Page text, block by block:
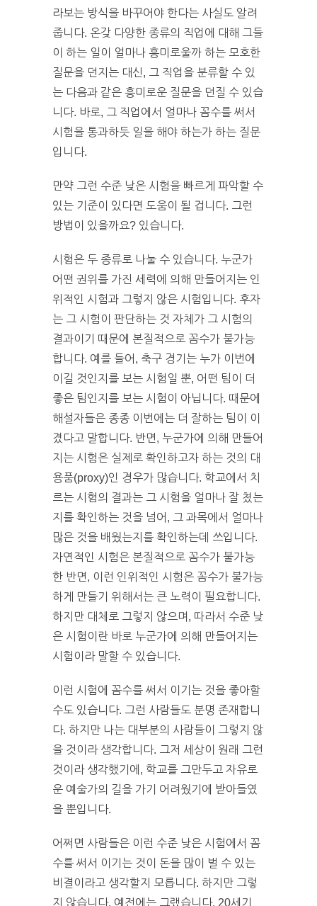
라보는 방식을 바꾸어야 한다는 사실도 알려
줍니다. 온갖 다양한 종류의 직업에 대해 그들
이 하는 일이 얼마나 흥미로울까 하는 모호한
질문을 던지는 대신, 그 직업을 분류할 수 있
는 다음과 같은 흥미로운 질문을 던질 수 있습
니다. 바로, 그 직업에서 얼마나 꼼수를 써서
시험을 통과하듯 일을 해야 하는가 하는 질문
입니다.
만약 그런 수준 낮은 시험을 빠르게 파악할 수
있는 기준이 있다면 도움이 될 겁니다. 그런
방법이 있을까요? 있습니다.
시험은 두 종류로 나눌 수 있습니다. 누군가
어떤 권위를 가진 세력에 의해 만들어지는 인
위적인 시험과 그렇지 않은 시험입니다. 후자
는 그 시험이 판단하는 것 자체가 그 시험의
결과이기 때문에 본질적으로 꼼수가 불가능
합니다. 예를 들어, 축구 경기는 누가 이번에
이길 것인지를 보는 시험일 뿐, 어떤 팀이 더
좋은 팀인지를 보는 시험이 아닙니다. 때문에
해설자들은 종종 이번에는 더 잘하는 팀이 이
겼다고 말합니다. 반면, 누군가에 의해 만들어
지는 시험은 실제로 확인하고자 하는 것의 대
용품(proxy)인 경우가 많습니다. 학교에서 치
르는 시험의 결과는 그 시험을 얼마나 잘 쳤는
지를 확인하는 것을 넘어, 그 과목에서 얼마나
많은 것을 배웠는지를 확인하는데 쓰입니다.
자연적인 시험은 본질적으로 꼼수가 불가능
한 반면, 이런 인위적인 시험은 꼼수가 불가능
하게 만들기 위해서는 큰 노력이 필요합니다.
하지만 대체로 그렇지 않으며, 따라서 수준 낮
은 시험이란 바로 누군가에 의해 만들어지는
시험이라 말할 수 있습니다.
이런 시험에 꼼수를 써서 이기는 것을 좋아할
수도 있습니다. 그런 사람들도 분명 존재합니
다. 하지만 나는 대부분의 사람들이 그렇지 않
을 것이라 생각합니다. 그저 세상이 원래 그런
것이라 생각했기에, 학교를 그만두고 자유로
운 예술가의 길을 가기 어려웠기에 받아들였
을 뿐입니다.
어쩌면 사람들은 이런 수준 낮은 시험에서 꼼
수를 써서 이기는 것이 돈을 많이 벌 수 있는
비결이라고 생각할지 모릅니다. 하지만 그렇
지 않습니다. 예전에는 그랬습니다. 20세기